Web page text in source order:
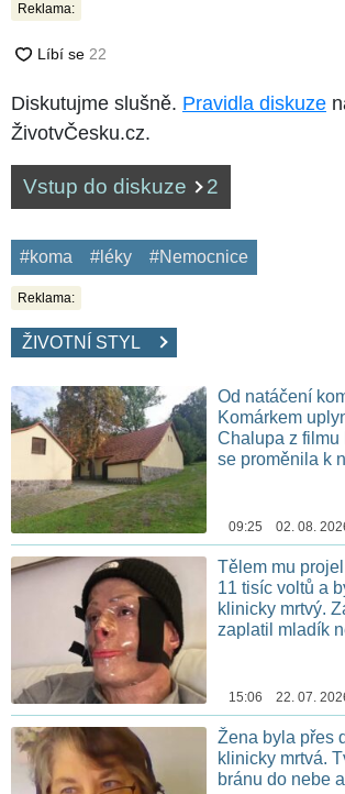
Reklama:
Diskutujme slušně. Pravidla diskuze
ŽivotvČesku.cz.
Vstup do diskuze 2
#koma #léky #Nemocnice
Reklama:
ŽIVOTNÍ STYL
Od natáčení
Komárkem
Chalupa z filmu
se proměnila k
09:25 02. 08.
Tělem mu
11 tisíc voltů a
klinicky mrtvý.
zaplatil mladík
15:06 22. 07.
Žena byla přes
klinicky mrtvá.
bránu do nebe